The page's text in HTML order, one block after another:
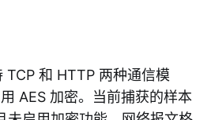
和 HTTP 两种通信模
AES 加密。当前捕获的样本